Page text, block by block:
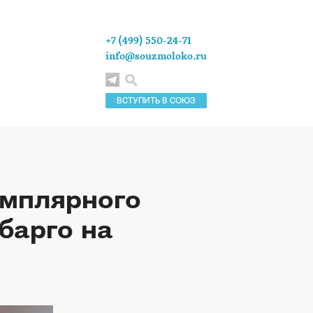
ВСТУПИТЬ В СОЮЗ
+7 (499) 550-24-71
info@souzmoloko.ru
на